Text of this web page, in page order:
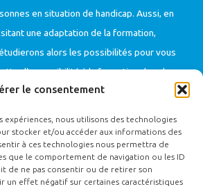
le consentement
expériences, nous utilisons des technologies
stocker et/ou accéder aux informations des
à ces technologies nous permettra de
que le comportement de navigation ou les ID
de ne pas consentir ou de retirer son
un effet négatif sur certaines caractéristiques
en situation de handicap. Aussi, en
une adaptation de la formation,
alors les possibilités pour vous
l’accessibilité à la formation dans les
registre public d’accessibilité